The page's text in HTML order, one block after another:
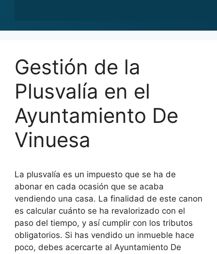
Gestión de la
Plusvalía en el
Ayuntamiento De
Vinuesa
La plusvalía es un impuesto que se ha de
abonar en cada ocasión que se acaba
vendiendo una casa. La finalidad de este canon
es calcular cuánto se ha revalorizado con el
paso del tiempo, y así cumplir con los tributos
obligatorios. Si has vendido un inmueble hace
poco, debes acercarte al Ayuntamiento De